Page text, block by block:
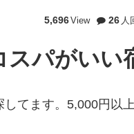
5,696View 26 人
スパがいい
てます。5,000円以